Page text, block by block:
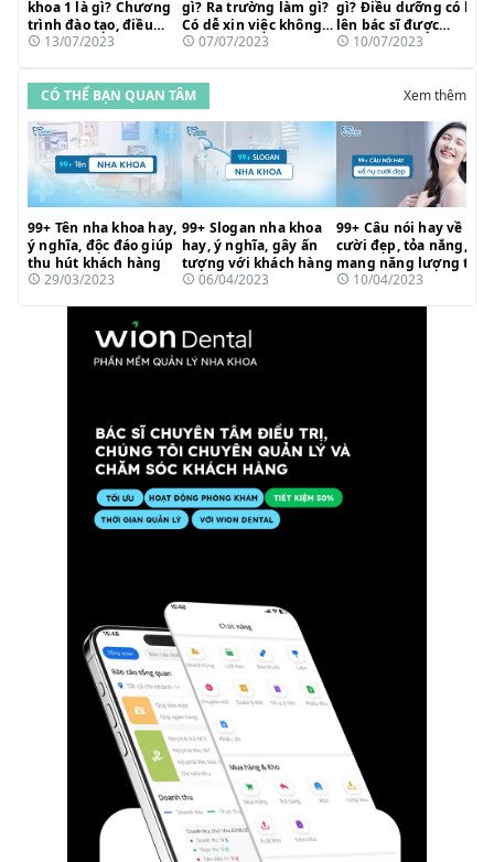
khoa 1 là gì? Chương
trình đào tạo, điều
kiện học và cơ hội
13/07/2023
gì? Ra trường làm gì?
Có dễ xin việc không?
Cơ hội nghề nghiệp
07/07/2023
gì? Điều dưỡng có học
lên bác sĩ được
không?
10/07/2023
CÓ THỂ BẠN QUAN TÂM Xem thêm
99+ Tên nha khoa hay,
ý nghĩa, độc đáo giúp
thu hút khách hàng
29/03/2023
99+ Slogan nha khoa
hay, ý nghĩa, gây ấn
tượng với khách hàng
06/04/2023
99+ Câu nói hay về nụ
cười đẹp, tỏa nắng,
mang năng lượng tích
cực10/04/2023